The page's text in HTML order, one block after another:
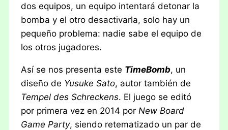
dos equipos, un equipo intentará detonar la
bomba y el otro desactivarla, solo hay un
pequeño problema: nadie sabe el equipo de
los otros jugadores.
Así se nos presenta este TimeBomb, un
diseño de Yusuke Sato, autor también de
Tempel des Schreckens. El juego se editó
por primera vez en 2014 por New Board
Game Party, siendo retematizado un par de